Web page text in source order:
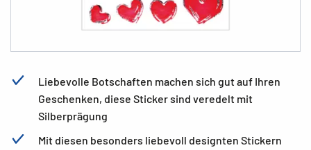
Liebevolle Botschaften machen sich gut auf Ihren
Geschenken, diese Sticker sind veredelt mit
Silberprägung
Mit diesen besonders liebevoll designten Stickern